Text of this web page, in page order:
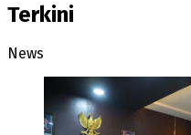
Terkini
News